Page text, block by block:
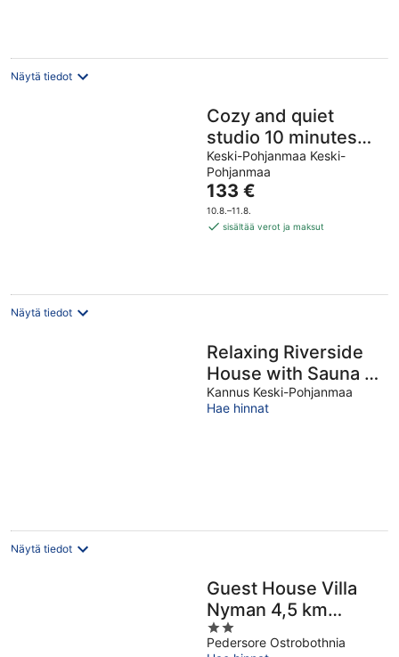
Näytä tiedot
Cozy and quiet
studio 10 minutes
from the center of
Kokkola.
Keski-Pohjanmaa Keski-
Pohjanmaa
Hinta
on
133 €
133 €
10.8.–11.8.
sisältää verot ja maksut
Näytä tiedot
Relaxing Riverside
House with Sauna &
Fireplace
Kannus Keski-Pohjanmaa
Hae hinnat
Näytä tiedot
Guest House Villa
Nyman 4,5 km
Outside Jakobstad
2
out
Pedersore Ostrobothnia